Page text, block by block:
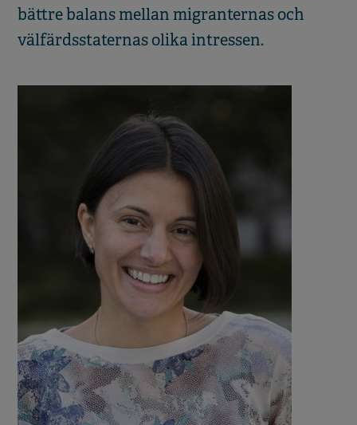
bättre balans mellan migranternas och
välfärdsstaternas olika intressen.